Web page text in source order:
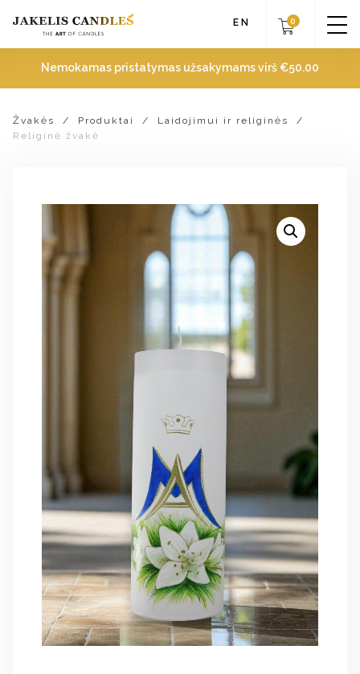
Nemokamas pristatymas užsakymams virš €50.00
EN 0
Žvakės / Produktai / Laidojimui ir religinės
/
Religinė žvakė